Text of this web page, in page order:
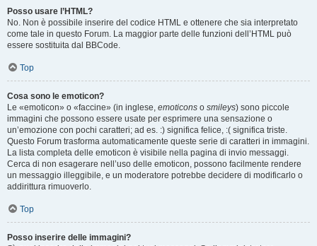
Posso usare l’HTML?
No. Non è possibile inserire del codice HTML e ottenere che sia interpretato
come tale in questo Forum. La maggior parte delle funzioni dell’HTML può
essere sostituita dal BBCode.
Top
Cosa sono le emoticon?
Le «emoticon» o «faccine» (in inglese, emoticons o smileys) sono piccole
immagini che possono essere usate per esprimere una sensazione o
un’emozione con pochi caratteri; ad es. :) significa felice, :( significa triste.
Questo Forum trasforma automaticamente queste serie di caratteri in immagini.
La lista completa delle emoticon è visibile nella pagina di invio messaggi.
Cerca di non esagerare nell’uso delle emoticon, possono facilmente rendere
un messaggio illeggibile, e un moderatore potrebbe decidere di modificarlo o
addirittura rimuoverlo.
Top
Posso inserire delle immagini?